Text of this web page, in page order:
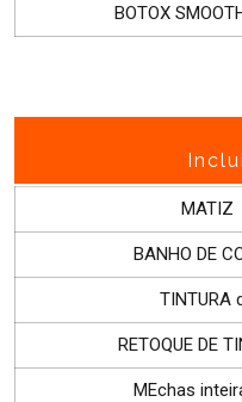
BOTOX
MATIZ
BANHO DE
TINTURA
RETOQUE DE
MEchas